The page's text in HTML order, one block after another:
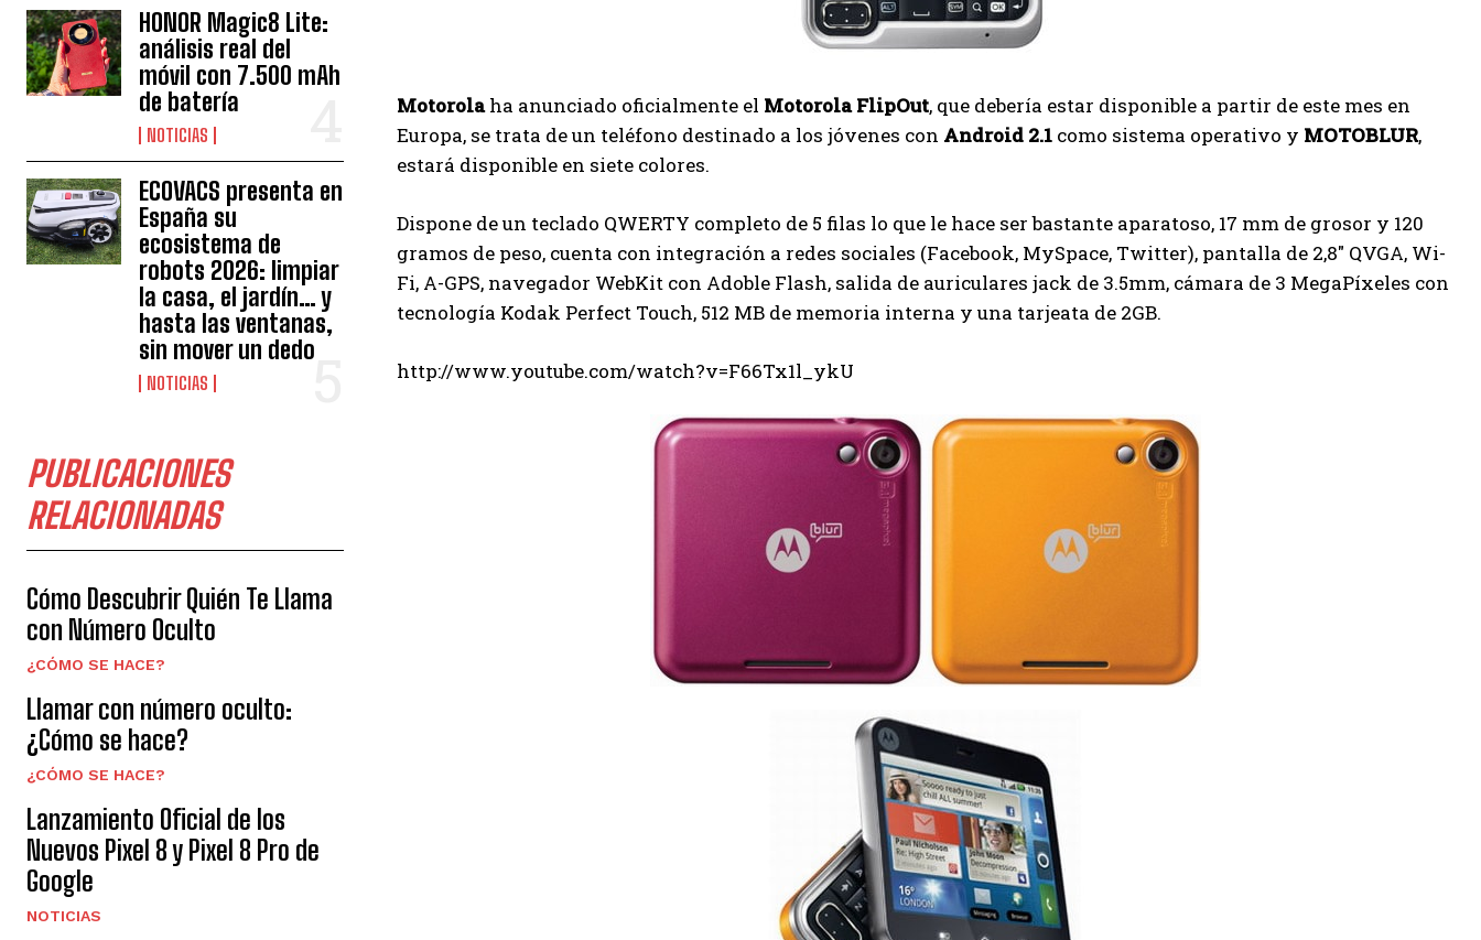
HONOR Magic8 Lite:
análisis real del
móvil con 7.500 mAh
de batería
NOTICIAS
ECOVACS presenta en
España su
ecosistema de
robots 2026: limpiar
la casa, el jardín… y
hasta las ventanas,
sin mover un dedo
NOTICIAS
PUBLICACIONES
RELACIONADAS
Cómo Descubrir Quién Te Llama
con Número Oculto
¿CÓMO SE HACE?
Llamar con número oculto:
¿Cómo se hace?
¿CÓMO SE HACE?
Lanzamiento Oficial de los
Nuevos Pixel 8 y Pixel 8 Pro de
Google
NOTICIAS
Motorolaha anunciado oficialmente el Motorola FlipOut, que debería estar disponible a partir de este mes en
Europa, se trata de un teléfono destinado a los jóvenes con Android 2.1 como sistema operativo y MOTOBLUR,
estará disponible en siete colores.
Dispone de un teclado QWERTY completo de 5 filas lo que le hace ser bastante aparatoso, 17 mm de grosor y 120
gramos de peso, cuenta con integración a redes sociales (Facebook, MySpace, Twitter), pantalla de 2,8″ QVGA, Wi-
Fi, A-GPS, navegador WebKit con Adoble Flash, salida de auriculares jack de 3.5mm, cámara de 3 MegaPíxeles con
tecnología Kodak Perfect Touch, 512 MB de memoria interna y una tarjeata de 2GB.
http://www.youtube.com/watch?v=F66Tx1l_ykU